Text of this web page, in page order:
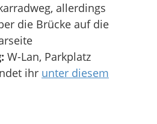
allerdings
die Brücke auf die
W-Lan, Parkplatz
ihr unter diesem